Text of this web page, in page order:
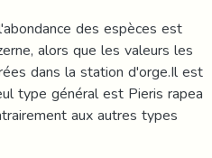
des espèces est
alors que les valeurs les
dans la station d'orge.Il est
type général est Pieris rapea
aux autres types